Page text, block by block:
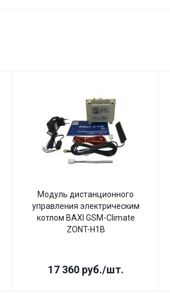
Модуль дистанционного
управления электрическим
котлом BAXI GSM-Climate
ZONT-H1B
17 360руб./шт.